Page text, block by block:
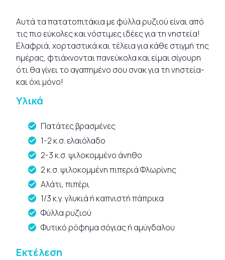
Αυτά τα πατατοπιτάκια με φύλλα ρυζιού είναι από
τις πιο εύκολες και νόστιμες ιδέες για τη νηστεία!
Ελαφριά, χορταστικά και τέλεια για κάθε στιγμή της
ημέρας, φτιάχνονται πανεύκολα και είμαι σίγουρη
ότι θα γίνει το αγαπημένο σου σνακ για τη νηστεία-
και όχι μόνο!
Υλικά
Πατάτες βρασμένες
1-2 κ.σ. ελαιόλαδο
2-3 κ.σ. ψιλοκομμένο άνηθο
2 κ.σ. ψιλοκομμένη πιπεριά Φλωρίνης
Αλάτι, πιπέρι
1/3 κ.γ. γλυκιά ή καπνιστή πάπρικα
Φύλλα ρυζιού
Φυτικό ρόφημα σόγιας ή αμύγδαλου
Εκτέλεση